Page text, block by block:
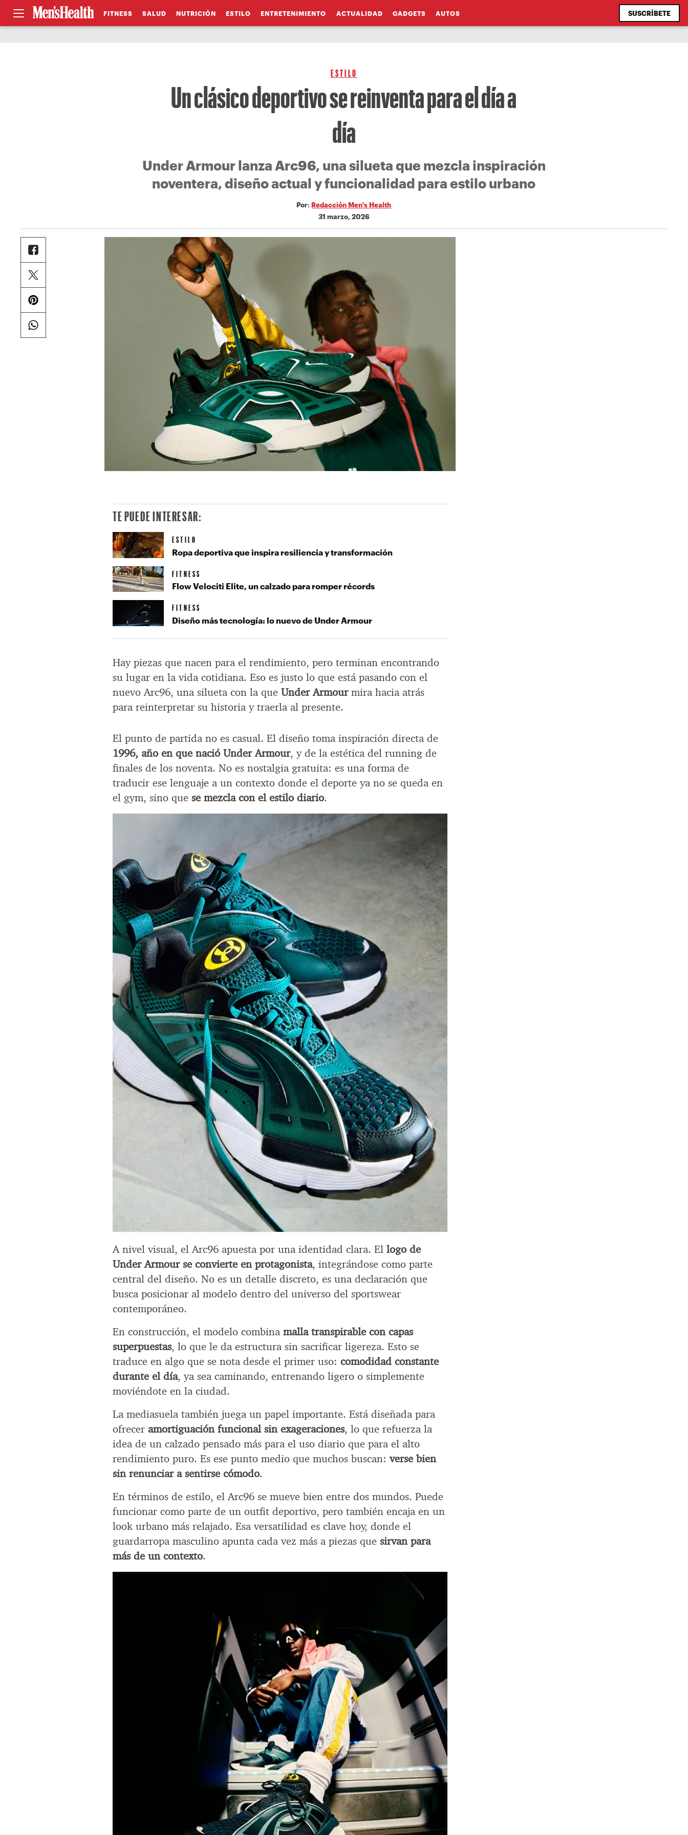
FITNESS SALUD NUTRICIÓN ESTILO ENTRETENIMIENTO ACTUALIDAD GADGETS AUTOS SUSCRÍBETE
ESTILO
Un clásico deportivo se reinventa para el día a
día
Under Armour lanza Arc96, una silueta que mezcla inspiración
noventera, diseño actual y funcionalidad para estilo urbano
Por:Redacción Men's Health
31 marzo, 2026
Hay piezas que nacen para el rendimiento, pero terminan encontrando
su lugar en la vida cotidiana. Eso es justo lo que está pasando con el
nuevo Arc96, una silueta con la queUnder Armourmira hacia atrás
para reinterpretar su historia y traerla al presente.
El punto de partida no es casual. El diseño toma inspiración directa de
1996, año en que nació Under Armour, y de la estética del running de
finales de los noventa. No es nostalgia gratuita: es una forma de
traducir ese lenguaje a un contexto donde el deporte ya no se queda en
el gym, sino quese mezcla con el estilo diario.
A nivel visual, el Arc96 apuesta por una identidad clara. Ellogo de
Under Armour se convierte en protagonista, integrándose como parte
central del diseño. No es un detalle discreto, es una declaración que
busca posicionar al modelo dentro del universo del sportswear
contemporáneo.
En construcción, el modelo combinamalla transpirable con capas
superpuestas, lo que le da estructura sin sacrificar ligereza. Esto se
traduce en algo que se nota desde el primer uso:comodidad constante
durante el día, ya sea caminando, entrenando ligero o simplemente
moviéndote en la ciudad.
La mediasuela también juega un papel importante. Está diseñada para
ofrecer amortiguación funcional sin exageraciones, lo que refuerza la
idea de un calzado pensado más para el uso diario que para el alto
rendimiento puro. Es ese punto medio que muchos buscan:verse bien
sin renunciar a sentirse cómodo.
En términos de estilo, el Arc96 se mueve bien entre dos mundos. Puede
funcionar como parte de un outfit deportivo, pero también encaja en un
look urbano más relajado. Esa versatilidad es clave hoy, donde el
guardarropa masculino apunta cada vez más a piezas quesirvan para
más de un contexto.
TE PUEDE INTERESAR:
ESTILO
Ropa deportiva que inspira resiliencia y transformación
FITNESS
Flow Velociti Elite, un calzado para romper récords
FITNESS
Diseño más tecnología: lo nuevo de Under Armour